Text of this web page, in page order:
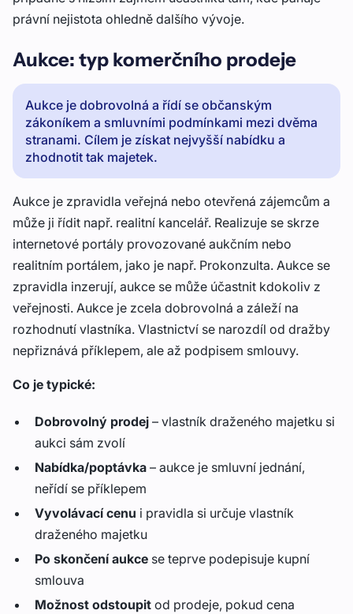
právní nejistota ohledně dalšího vývoje.
Aukce: typ komerčního prodeje
Aukce je dobrovolná a řídí se občanským
zákoníkem a smluvními podmínkami mezi dvěma
stranami. Cílem je získat nejvyšší nabídku a
zhodnotit tak majetek.
Aukce je zpravidla veřejná nebo otevřená zájemcům a
může ji řídit např. realitní kancelář. Realizuje se skrze
internetové portály provozované aukčním nebo
realitním portálem, jako je např. Prokonzulta. Aukce se
zpravidla inzerují, aukce se může účastnit kdokoliv z
veřejnosti. Aukce je zcela dobrovolná a záleží na
rozhodnutí vlastníka. Vlastnictví se narozdíl od dražby
nepřiznává příklepem, ale až podpisem smlouvy.
Co je typické:
Dobrovolný prodej – vlastník draženého majetku si
aukci sám zvolí
Nabídka/poptávka – aukce je smluvní jednání,
neřídí se příklepem
Vyvolávací cenu i pravidla si určuje vlastník
draženého majetku
Po skončení aukce se teprve podepisuje kupní
smlouva
Možnost odstoupit od prodeje, pokud cena